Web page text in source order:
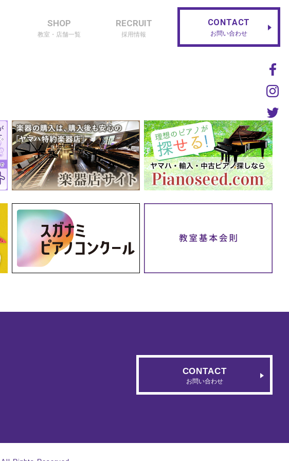
SHOP
教室・店舗一覧
RECRUIT
採用情報
CONTACT
お問い合わせ
CONTACT
お問い合わせ